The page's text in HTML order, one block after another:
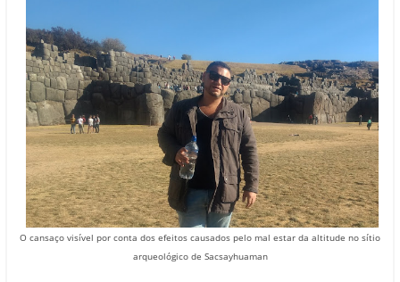
O cansaço visível por conta dos efeitos causados pelo mal estar da altitude no sítio
arqueológico de Sacsayhuaman